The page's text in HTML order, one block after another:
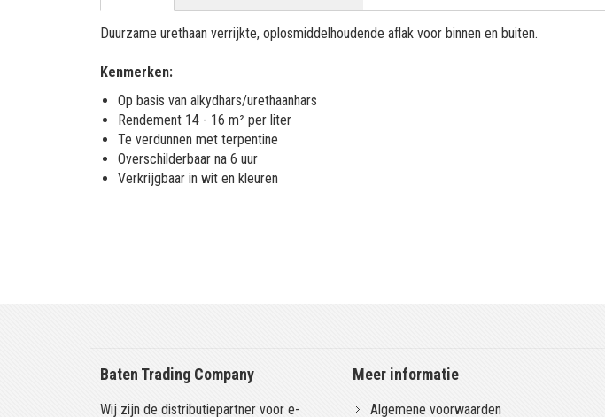
Duurzame urethaan verrijkte, oplosmiddelhoudende aflak voor binnen en buiten.
Kenmerken:
Op basis van alkydhars/urethaanhars
Rendement 14 - 16 m² per liter
Te verdunnen met terpentine
Overschilderbaar na 6 uur
Verkrijgbaar in wit en kleuren
Baten Trading Company
Wij zijn de distributiepartner voor e-
Meer informatie
Algemene voorwaarden